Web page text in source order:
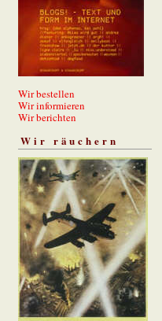
Wir bestellen
Wir informieren
Wir berichten
Wir räuchern